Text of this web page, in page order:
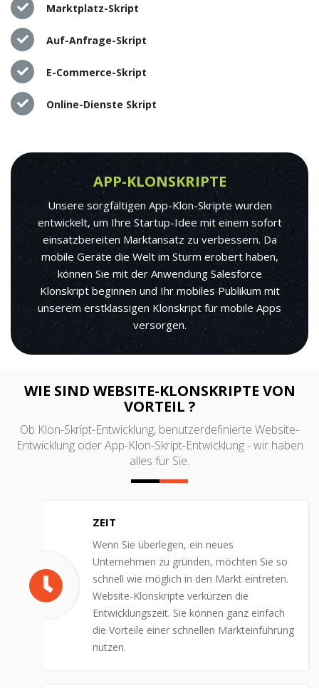
Marktplatz-Skript
Auf-Anfrage-Skript
E-Commerce-Skript
Online-Dienste Skript
APP-KLONSKRIPTE
Unsere sorgfältigen App-Klon-Skripte wurden
entwickelt, um Ihre Startup-Idee mit einem sofort
einsatzbereiten Marktansatz zu verbessern. Da
mobile Geräte die Welt im Sturm erobert haben,
können Sie mit der Anwendung Salesforce
Klonskript beginnen und Ihr mobiles Publikum mit
unserem erstklassigen Klonskript für mobile Apps
versorgen.
WIE SIND WEBSITE-KLONSKRIPTE VON
VORTEIL ?
Ob Klon-Skript-Entwicklung, benutzerdefinierte Website-
Entwicklung oder App-Klon-Skript-Entwicklung - wir haben
alles für Sie.
ZEIT
Wenn Sie überlegen, ein neues
Unternehmen zu gründen, möchten Sie so
schnell wie möglich in den Markt eintreten.
Website-Klonskripte verkürzen die
Entwicklungszeit. Sie können ganz einfach
die Vorteile einer schnellen Markteinführung
nutzen.